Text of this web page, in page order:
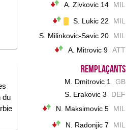
du
A. Zivkovic 14
MIL
S. Lukic 22
MIL
S. Milinkovic-Savic 20
MIL
A. Mitrovic 9 ATT
Remplaçants
M. Dmitrovic 1
GB
S. Erakovic 3
DEF
N. Maksimovic 5
MIL
N. Radonjic 7
MIL